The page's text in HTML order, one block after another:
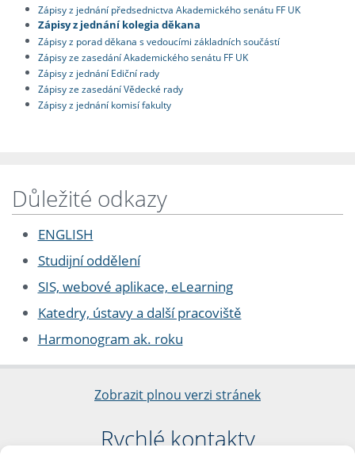
Zápisy z jednání předsednictva Akademického senátu FF UK
Zápisy z jednání kolegia děkana
Zápisy z porad děkana s vedoucími základních součástí
Zápisy ze zasedání Akademického senátu FF UK
Zápisy z jednání Ediční rady
Zápisy ze zasedání Vědecké rady
Zápisy z jednání komisí fakulty
Důležité odkazy
ENGLISH
Studijní oddělení
SIS, webové aplikace, eLearning
Katedry, ústavy a další pracoviště
Harmonogram ak. roku
Zobrazit plnou verzi stránek
Rychlé kontakty